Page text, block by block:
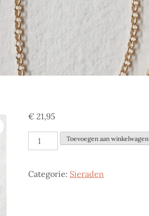
€ 21,95
Dubbele
halsketting,
Toevoegen aan winkelwagen
Categorie: Sieraden